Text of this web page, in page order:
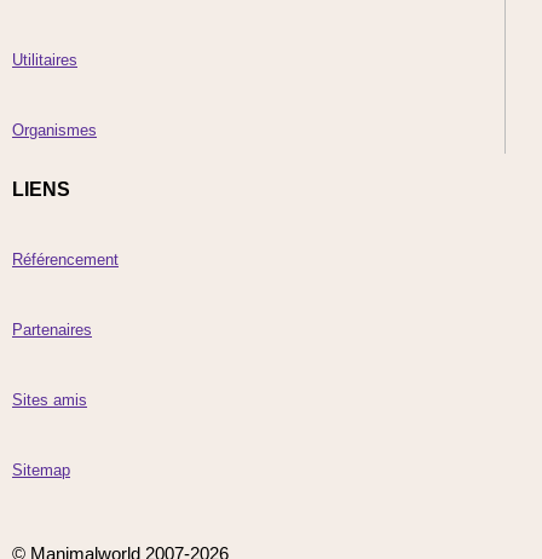
Utilitaires
Organismes
LIENS
Référencement
Partenaires
Sites amis
Sitemap
© Manimalworld 2007-2026